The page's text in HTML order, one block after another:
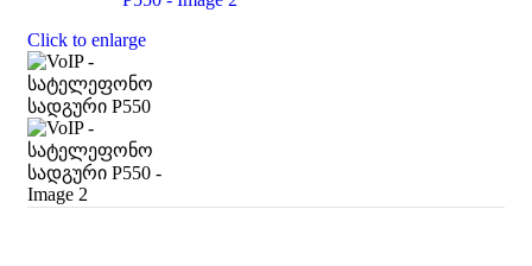
Click to enlarge